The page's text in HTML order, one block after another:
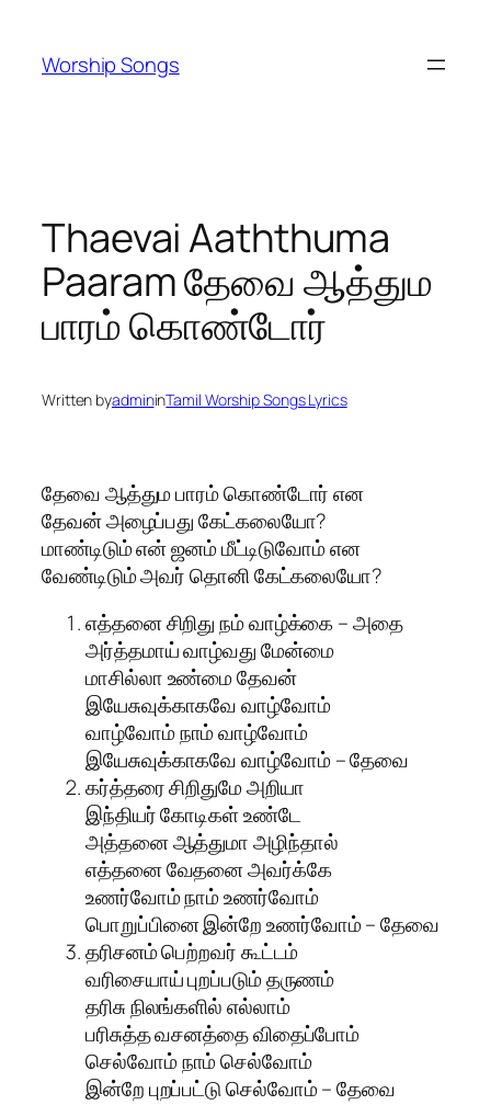
content
Worship Songs
Thaevai Aaththuma
Paaram தேவை ஆத்தும
பாரம் கொண்டோர்
Written byadmininTamil Worship Songs Lyrics
தேவை ஆத்தும பாரம் கொண்டோர் என
தேவன் அழைப்பது கேட்கலையோ?
மாண்டிடும் என் ஜனம் மீட்டிடுவோம் என
வேண்டிடும் அவர் தொனி கேட்கலையோ?
எத்தனை சிறிது நம் வாழ்க்கை – அதை
அர்த்தமாய் வாழ்வது மேன்மை
மாசில்லா உண்மை தேவன்
இயேசுவுக்காகவே வாழ்வோம்
வாழ்வோம் நாம் வாழ்வோம்
இயேசுவுக்காகவே வாழ்வோம் – தேவை
கர்த்தரை சிறிதுமே அறியா
இந்தியர் கோடிகள் உண்டே
அத்தனை ஆத்துமா அழிந்தால்
எத்தனை வேதனை அவர்க்கே
உணர்வோம் நாம் உணர்வோம்
பொறுப்பினை இன்றே உணர்வோம் – தேவை
தரிசனம் பெற்றவர் கூட்டம்
வரிசையாய் புறப்படும் தருணம்
தரிசு நிலங்களில் எல்லாம்
பரிசுத்த வசனத்தை விதைப்போம்
செல்வோம் நாம் செல்வோம்
இன்றே புறப்பட்டு செல்வோம் – தேவை